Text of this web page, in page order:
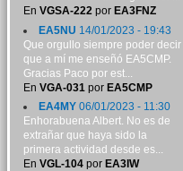
En VGSA-222por EA3FNZ
EA5NU 14/01/2023 - 19:43
Que orgullo siempre poder decir
que a mí me enseñó EA5CMP.
Gracias Paco por est...
En VGA-031 por EA5CMP
EA4MY06/01/2023 - 11:30
Enhorabuena Albert. No es de
extrañar que haya sido la
primera actividad desde es...
En VGL-104por EA3IW